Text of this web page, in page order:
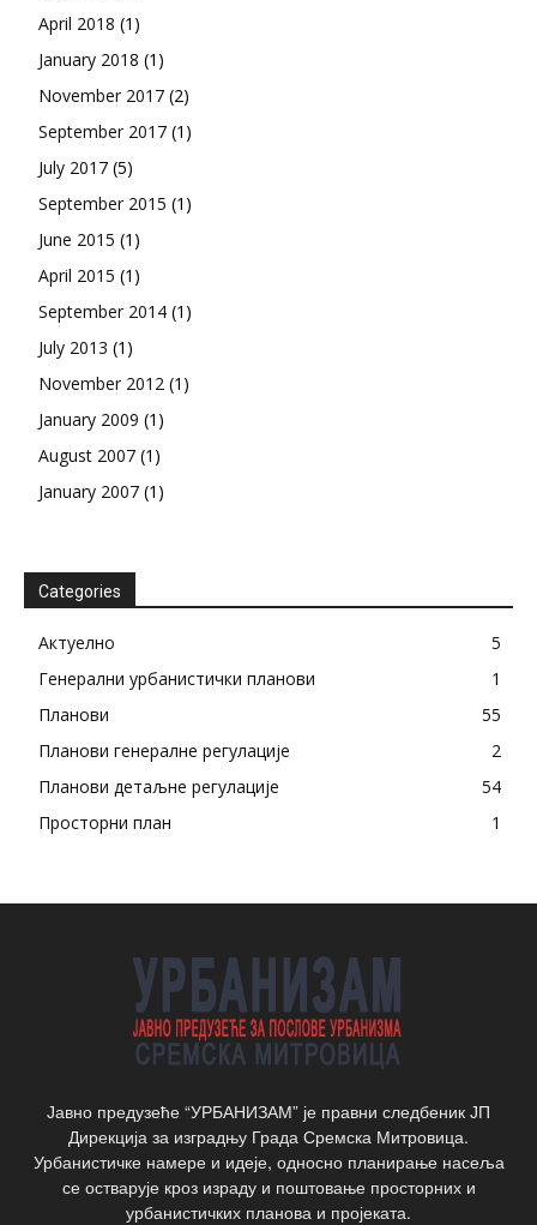
April 2018 (1)
January 2018 (1)
November 2017 (2)
September 2017 (1)
July 2017 (5)
September 2015 (1)
June 2015 (1)
April 2015 (1)
September 2014 (1)
July 2013 (1)
November 2012 (1)
January 2009 (1)
August 2007 (1)
January 2007 (1)
Categories
Актуелно
5
Генерални урбанистички планови
1
Планови
55
Планови генералне регулације
2
Планови детаљне регулације
54
Просторни план
1
Јавно предузеће “УРБАНИЗАМ” је правни следбеник ЈП
Дирекција за изградњу Града Сремска Митровица.
Урбанистичке намере и идеје, односно планирање насеља
се остварује кроз израду и поштовање просторних и
урбанистичких планова и пројеката.